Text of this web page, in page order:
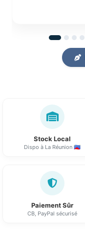
Stock Local
Dispo à La Réunion 🇷🇪
Paiement Sûr
CB, PayPal sécurisé